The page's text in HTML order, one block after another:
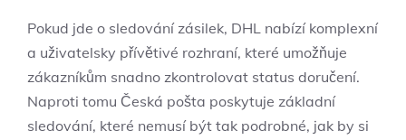
Pokud jde o sledování zásilek, DHL nabízí komplexní
a uživatelsky přívětivé rozhraní, které umožňuje
zákazníkům snadno zkontrolovat status doručení.
Naproti tomu Česká pošta poskytuje základní
sledování, které nemusí být tak podrobné, jak by si